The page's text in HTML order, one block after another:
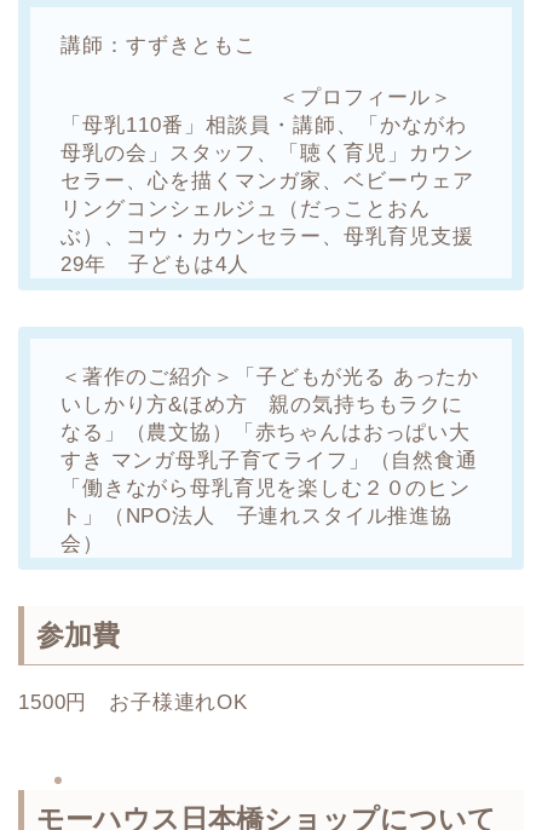
講師：すずきともこ
＜プロフィール＞
「母乳110番」相談員・講師、「かながわ
母乳の会」スタッフ、「聴く育児」カウン
セラー、心を描くマンガ家、ベビーウェア
リングコンシェルジュ（だっことおん
ぶ）、コウ・カウンセラー、母乳育児支援
29年 子どもは4人
＜著作のご紹介＞
「子どもが光る あったか
いしかり方&ほめ方 親の気持ちもラクに
なる」（農文協）
「赤ちゃんはおっぱい大
すき マンガ母乳子育てライフ」（自然食通
「働きながら母乳育児を楽しむ２０のヒン
ト」（NPO法人 子連れスタイル推進協
会）
参加費
1500円 お子様連れOK
モーハウス日本橋ショップについて